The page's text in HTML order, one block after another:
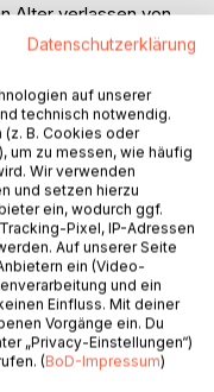
Alter verlassen von
und ihrer
kann sie so
die Arme zu greifen,
zu erklären. Das
zu erkennen,
es der
Wahr haben
sie das Geheimnis
Oder sollte sie es
Datenschutzerklärung
auf unserer
technisch notwendig.
B. Cookies oder
um zu messen, wie häufig
Wir verwenden
und setzen hierzu
ein, wodurch ggf.
Pixel, IP-Adressen
Auf unserer Seite
ein (Video-
und ein
Einfluss. Mit deiner
Vorgänge ein. Du
„Privacy-Einstellungen“)
(BoD-Impressum)